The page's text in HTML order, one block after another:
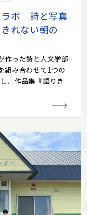
ラボ 詩と写真
れない朝の
作った詩と人文学部
組み合わせて1つの
、作品集『語りき